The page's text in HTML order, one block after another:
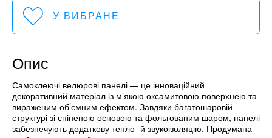
У ВИБРАНЕ
Опис
Самоклеючі велюрові панелі — це інноваційний
декоративний матеріал із м’якою оксамитовою поверхнею та
вираженим об’ємним ефектом. Завдяки багатошаровій
структурі зі спіненою основою та фольгованим шаром, панелі
забезпечують додаткову тепло- й звукоізоляцію. Продумана